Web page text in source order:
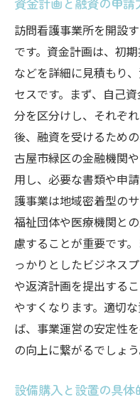
訪問看護事業所を開設
です。資金計画は、初
などを詳細に見積もり
セスです。まず、自己
分を区分けし、それぞ
後、融資を受けるため
古屋市緑区の金融機関
用し、必要な書類や申
護事業は地域密着型の
福祉団体や医療機関と
慮することが重要です
っかりとしたビジネス
や返済計画を提出する
やすくなります。適切
ば、事業運営の安定性
の向上に繋がるでしょう
設備購入と設置の具体